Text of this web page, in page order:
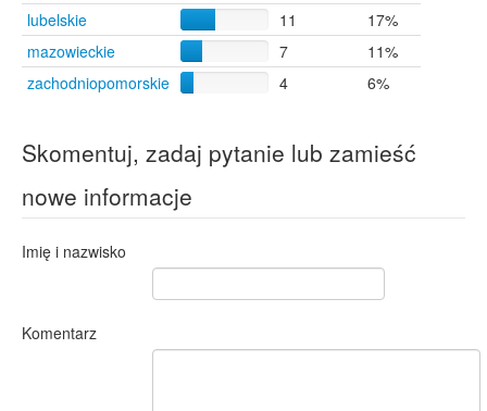
lubelskie
11
17%
mazowieckie
7
11%
zachodniopomorskie
4 6%
Skomentuj, zadaj pytanie lub zamieść
nowe informacje
Imię i nazwisko
Komentarz